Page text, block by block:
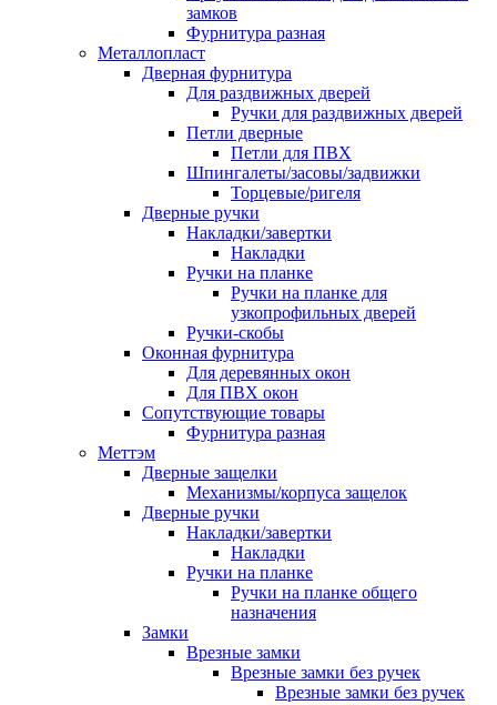
замков
Фурнитура разная
Металлопласт
Дверная фурнитура
Для раздвижных дверей
Ручки для раздвижных дверей
Петли дверные
Петли для ПВХ
Шпингалеты/засовы/задвижки
Торцевые/ригеля
Дверные ручки
Накладки/завертки
Накладки
Ручки на планке
Ручки на планке для
узкопрофильных дверей
Ручки-скобы
Оконная фурнитура
Для деревянных окон
Для ПВХ окон
Сопутствующие товары
Фурнитура разная
Меттэм
Дверные защелки
Механизмы/корпуса защелок
Дверные ручки
Накладки/завертки
Накладки
Ручки на планке
Ручки на планке общего
назначения
Замки
Врезные замки
Врезные замки без ручек
Врезные замки без ручек